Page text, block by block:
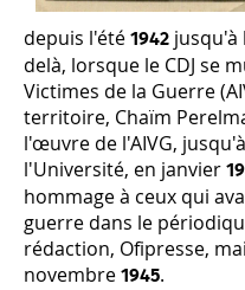
depuis l'été 1942 jusqu'à
delà, lorsque le CDJ se
Victimes de la Guerre
territoire, Chaïm
l'œuvre de l'AIVG,
l'Université, en janvier
hommage à ceux qui
guerre dans le
rédaction, Ofipresse,
novembre 1945.